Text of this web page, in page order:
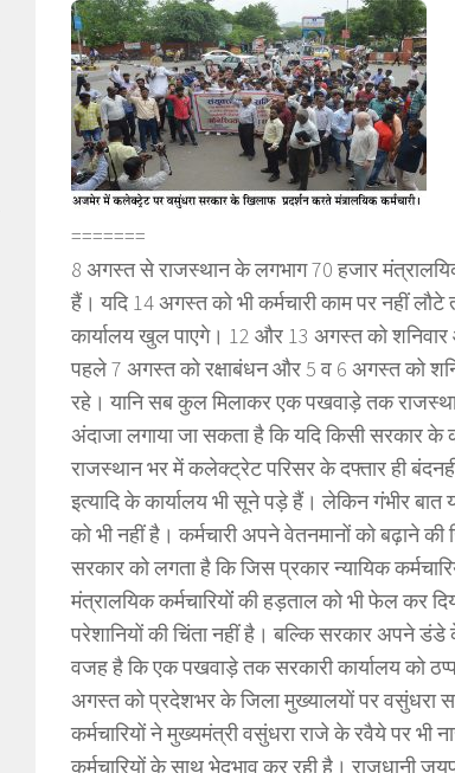
=======
8 अगस्त से राजस्थान के लगभाग 70 हजार
हैं। यदि 14 अगस्त को भी कर्मचारी काम पर नहीं
कार्यालय खुल पाएगे। 12 और 13 अगस्त को
पहले 7 अगस्त को रक्षाबंधन और 5 व 6 अगस्त को
रहे। यानि सब कुल मिलाकर एक पखवाड़े तक
अंदाजा लगाया जा सकता है कि यदि किसी सरकार
राजस्थान भर में कलेक्ट्रेट परिसर के दफ्तार ही
इत्यादि के कार्यालय भी सूने पड़े हैं। लेकिन गंभीर बात
को भी नहीं है। कर्मचारी अपने वेतनमानों को बढ़ाने
सरकार को लगता है कि जिस प्रकार न्यायिक
मंत्रालयिक कर्मचारियोंं की हड़ताल को भी फेल कर
परेशानियों की चिंता नहीं है। बल्कि सरकार अपने डंडे
वजह है कि एक पखवाड़े तक सरकारी कार्यालय को
अगस्त को प्रदेशभर के जिला मुख्यालयों पर वसुंधरा
कर्मचारियों ने मुख्यमंत्री वसुंधरा राजे के रवैये पर भी
कर्मचारियों के साथ भेदभाव कर रही है। राजधानी